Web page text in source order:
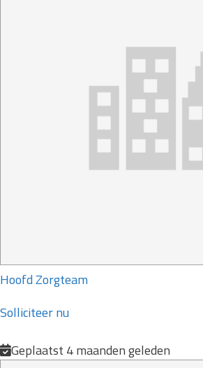
Hoofd Zorgteam
Solliciteer nu
Geplaatst 4 maanden geleden